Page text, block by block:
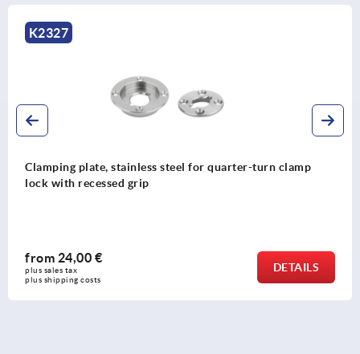
K2327
Clamping plate, stainless steel for quarter-turn clamp
lock with recessed grip
from 24,00 €
plus sales tax
plus shipping costs
DETAILS